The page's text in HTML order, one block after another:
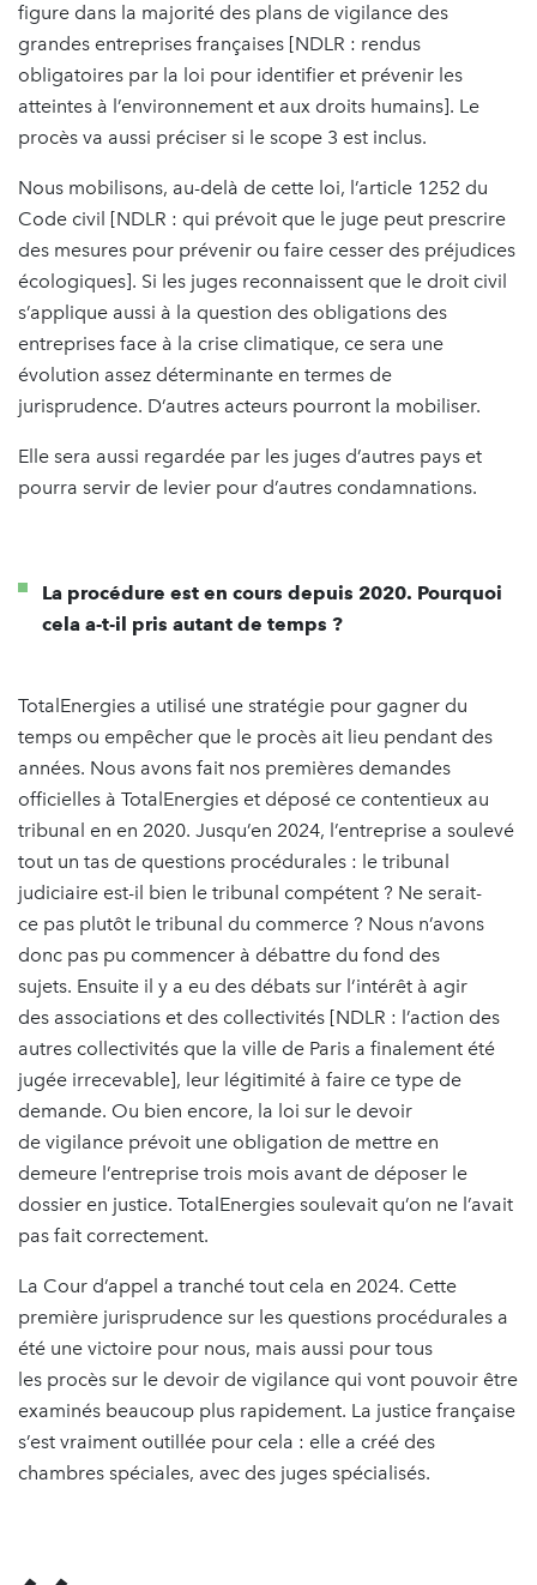
figure dans la majorité des plans de vigilance des
grandes entreprises françaises [NDLR : rendus
obligatoires par la loi pour identifier et prévenir les
atteintes à l’environnement et aux droits humains]. Le
procès va aussi préciser si le scope 3 est inclus.
Nous mobilisons, au-delà de cette loi, l’article 1252 du
Code civil [NDLR : qui prévoit que le juge peut prescrire
des mesures pour prévenir ou faire cesser des préjudices
écologiques]. Si les juges reconnaissent que le droit civil
s’applique aussi à la question des obligations des
entreprises face à la crise climatique, ce sera une
évolution assez déterminante en termes de
jurisprudence. D’autres acteurs pourront la mobiliser.
Elle sera aussi regardée par les juges d’autres pays et
pourra servir de levier pour d’autres condamnations.
La procédure est en cours depuis 2020. Pourquoi
cela a-t-il pris autant de temps ?
TotalEnergies a utilisé une stratégie pour gagner du
temps ou empêcher que le procès ait lieu pendant des
années. Nous avons fait nos premières demandes
officielles à TotalEnergies et déposé ce contentieux au
tribunal en en 2020. Jusqu’en 2024, l’entreprise a soulevé
tout un tas de questions procédurales : le tribunal
judiciaire est-il bien le tribunal compétent ? Ne serait-
ce pas plutôt le tribunal du commerce ? Nous n’avons
donc pas pu commencer à débattre du fond des
sujets. Ensuite il y a eu des débats sur l’intérêt à agir
des associations et des collectivités [NDLR : l’action des
autres collectivités que la ville de Paris a finalement été
jugée irrecevable], leur légitimité à faire ce type de
demande. Ou bien encore, la loi sur le devoir
de vigilance prévoit une obligation de mettre en
demeure l’entreprise trois mois avant de déposer le
dossier en justice. TotalEnergies soulevait qu’on ne l’avait
pas fait correctement.
La Cour d’appel a tranché tout cela en 2024. Cette
première jurisprudence sur les questions procédurales a
été une victoire pour nous, mais aussi pour tous
les procès sur le devoir de vigilance qui vont pouvoir être
examinés beaucoup plus rapidement. La justice française
s’est vraiment outillée pour cela : elle a créé des
chambres spéciales, avec des juges spécialisés.